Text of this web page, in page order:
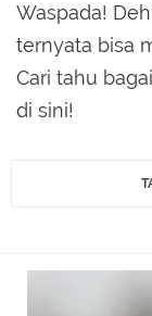
Waspada!
ternyata bisa
Cari tahu
di sini!